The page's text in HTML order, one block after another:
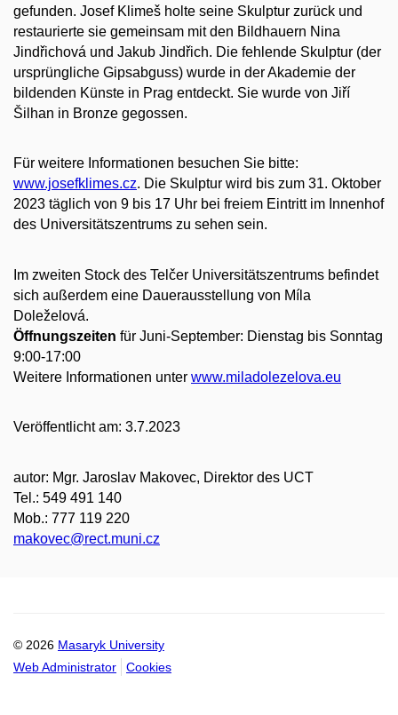
gefunden. Josef Klimeš holte seine Skulptur zurück und
restaurierte sie gemeinsam mit den Bildhauern Nina
Jindřichová und Jakub Jindřich. Die fehlende Skulptur (der
ursprüngliche Gipsabguss) wurde in der Akademie der
bildenden Künste in Prag entdeckt. Sie wurde von Jiří
Šilhan in Bronze gegossen.
Für weitere Informationen besuchen Sie bitte:
www.josefklimes.cz. Die Skulptur wird bis zum 31. Oktober
2023 täglich von 9 bis 17 Uhr bei freiem Eintritt im Innenhof
des Universitätszentrums zu sehen sein.
Im zweiten Stock des Telčer Universitätszentrums befindet
sich außerdem eine Dauerausstellung von Míla
Doleželová.
Öffnungszeiten für Juni-September: Dienstag bis Sonntag
9:00-17:00
Weitere Informationen unter www.miladolezelova.eu
Veröffentlicht am: 3.7.2023
autor: Mgr. Jaroslav Makovec, Direktor des UCT
Tel.: 549 491 140
Mob.: 777 119 220
makovec@rect.muni.cz
© 2026 Masaryk University
Web Administrator
Cookies